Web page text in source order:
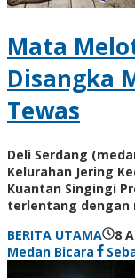
Mata
Disangka
Tewas
Deli Serdang
Kelurahan Jering
Kuantan Singingi
terlentang dengan
BERITA UTAMA
8
Medan Bicara